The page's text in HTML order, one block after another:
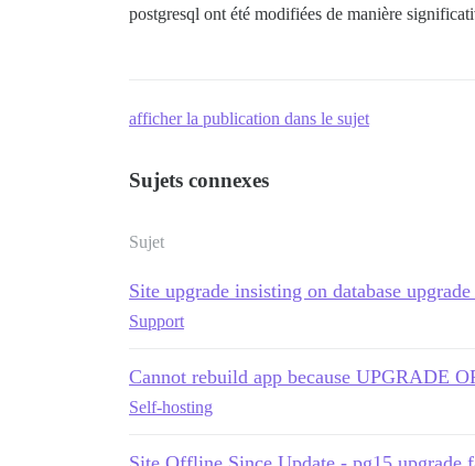
postgresql ont été modifiées de manière
afficher la publication dans le sujet
Sujets connexes
Sujet
Site upgrade insisting on database
Support
Cannot rebuild app because UPGRADE
Self-hosting